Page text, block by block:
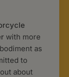
with more
as
to
about